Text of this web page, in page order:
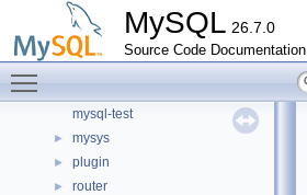
MySQL 26.7.0
Source Code Documentation
include
► libmysql
► libs
mysql-test
► mysys
► plugin
► router